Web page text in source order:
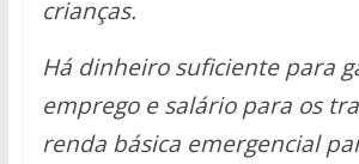
crianças.
Há dinheiro suficiente para
emprego e salário para os
renda básica emergencial